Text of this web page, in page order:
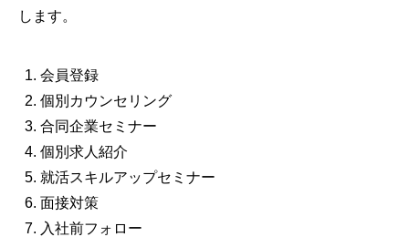
します。
会員登録
個別カウンセリング
合同企業セミナー
個別求人紹介
就活スキルアップセミナー
面接対策
入社前フォロー